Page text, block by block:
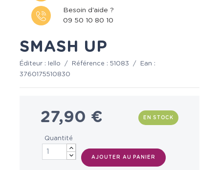
Besoin d'aide ?
09 50 10 80 10
SMASH UP
Éditeur : Iello / Référence : 51083 /
Ean :
3760175510830
27,90 € EN STOCK
Quantité
AJOUTER AU PANIER